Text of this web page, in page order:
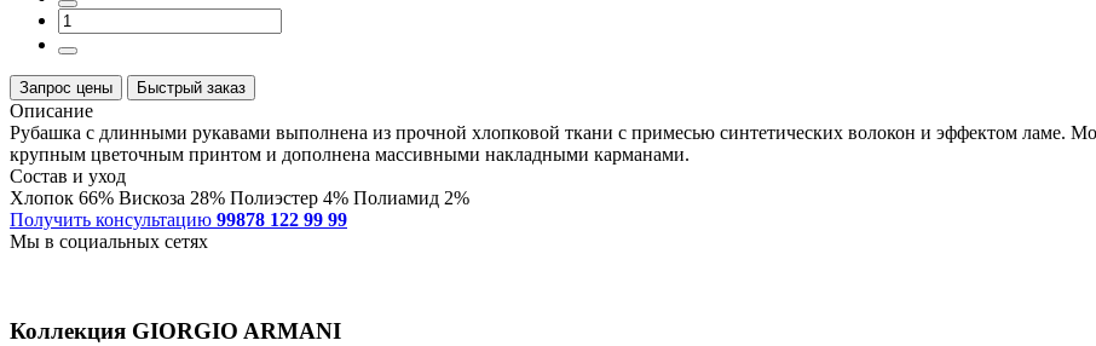
Запрос цены Быстрый заказ
Описание
Рубашка с длинными рукавами выполнена из прочной хлопковой ткани с примесью синтетических волокон и эффектом ламе.
крупным цветочным принтом и дополнена массивными накладными карманами.
Состав и уход
Хлопок 66% Вискоза 28% Полиэстер 4% Полиамид 2%
Получить консультацию 99878 122 99 99
Мы в социальных сетях
Коллекция GIORGIO ARMANI